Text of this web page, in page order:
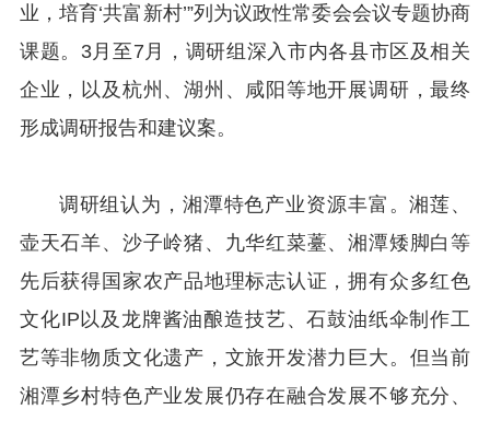
业，培育‘共富新村’”列为议政性常委会会议专题协商
课题。3月至7月，调研组深入市内各县市区及相关
企业，以及杭州、湖州、咸阳等地开展调研，最终
形成调研报告和建议案。
调研组认为，湘潭特色产业资源丰富。湘莲、
壶天石羊、沙子岭猪、九华红菜薹、湘潭矮脚白等
先后获得国家农产品地理标志认证，拥有众多红色
文化IP以及龙牌酱油酿造技艺、石鼓油纸伞制作工
艺等非物质文化遗产，文旅开发潜力巨大。但当前
湘潭乡村特色产业发展仍存在融合发展不够充分、